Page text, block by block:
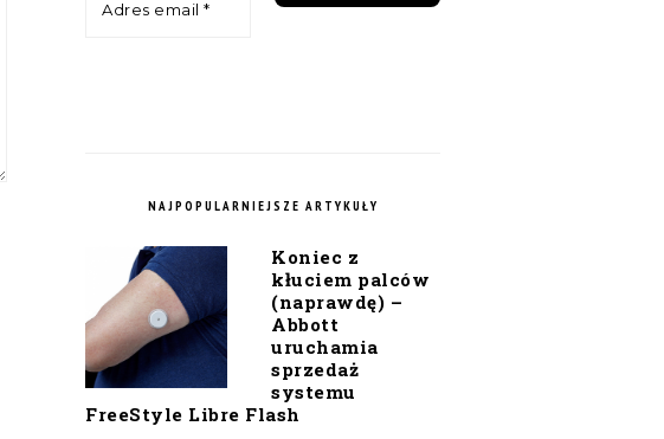
NAJPOPULARNIEJSZE ARTYKUŁY
Koniec z
kłuciem palców
(naprawdę) –
Abbott
uruchamia
sprzedaż
systemu
FreeStyle Libre Flash